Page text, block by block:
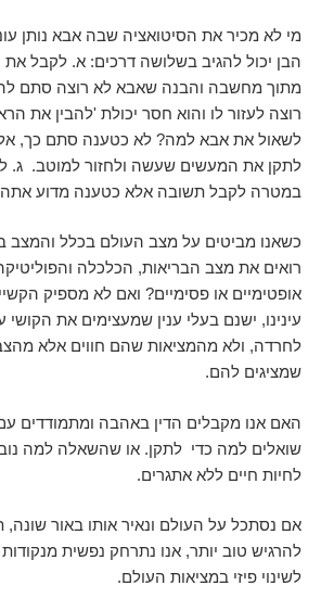
מי לא מכיר את הסיטואציה שבה אבא נותן
הבן יכול להגיב בשלושה דרכים: א. לקבל
מתוך מחשבה והבנה שאבא לא רוצה סתם
רוצה לעזור לו והוא חסר יכולת 'להבין את
לשאול את אבא למה? לא כטענה סתם כך,
לתקן את המעשים שעשה ולחזור למוטב. ג.
במטרה לקבל תשובה אלא כטענה מדוע אתה
כשאנו מביטים על מצב העולם בכלל והמצב
רואים את מצב הבריאות, הכלכלה
אופטימיים או פסימיים? ואם לא מספיק
עינינו, ישנם בעלי ענין שמעצימים את
לחרדה, ולא מהמציאות שהם חווים אלא
שמציגים להם.
האם אנו מקבלים הדין באהבה ומתמודדים
שואלים למה כדי לתקן. או שהשאלה למה
לחיות חיים ללא אתגרים.
אם נסתכל על העולם ונאיר אותו באור שונה,
להרגיש טוב יותר, אנו נתרחק נפשית
לשינוי פיזי במציאות העולם.